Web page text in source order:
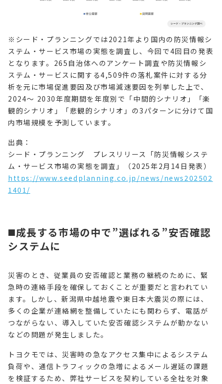
※シード・プランニングでは2021年より国内の防災情報シ
ステム・サービス市場の実態を調査し、今回で4回目の発表
となります。265自治体へのアンケート調査や防災情報シ
ステム・サービスに関する4,509件の落札案件に対する分
析を元に市場促進要因及び市場減速要因を列挙した上で、
2024～ 2030年度期間を年度別で「中間的シナリオ」「楽
観的シナリオ」「悲観的シナリオ」の3パターンに分けて国
内市場規模を予測しています。
出典：
シード・プランニング プレスリリース「防災情報システ
ム・サービス市場の実態を調査」（2025年2月14日発表）
https://www.seedplanning.co.jp/news/news202502
1401/
◼️成長する市場の中で”選ばれる”安否確認
システムに
災害のとき、従業員の安否確認と業務の継続のために、緊
急時の連絡手段を確保しておくことが重要だと言われてい
ます。しかし、新潟県中越地震や東日本大震災の際には、
多くの企業が連絡網を整備していたにも関わらず、電話が
つながらない、導入していた安否確認システムが動かない
などの問題が発生しました。
トヨクモでは、災害時の急なアクセス集中によるシステム
負荷や、通信トラフィックの急増によるメール遅延の課題
を検証するため、弊社サービスを契約している全社を対象